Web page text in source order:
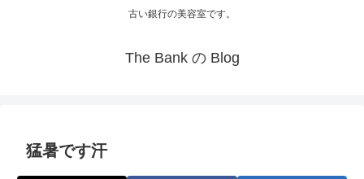
古い銀行の美容室です。
The Bank の Blog
猛暑です汗